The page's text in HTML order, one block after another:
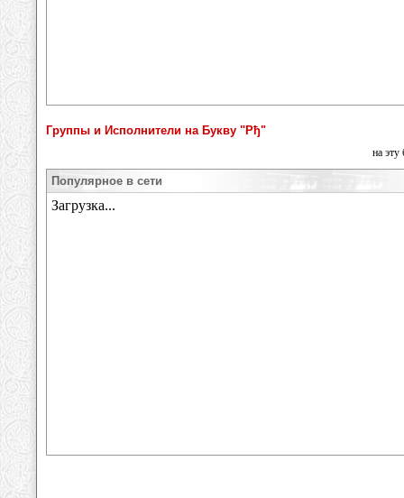
Группы и Исполнители на Букву "Рђ"
на эту
Популярное в сети